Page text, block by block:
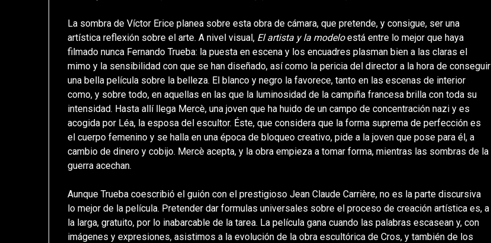
La sombra de Víctor Erice planea sobre esta obra de cámara, que pretende, y consigue, ser una
artística reflexión sobre el arte. A nivel visual, El artista y la modeloestá entre lo mejor que haya
filmado nunca Fernando Trueba: la puesta en escena y los encuadres plasman bien a las claras el
mimo y la sensibilidad con que se han diseñado, así como la pericia del director a la hora de conseguir
una bella película sobre la belleza. El blanco y negro la favorece, tanto en las escenas de interior
como, y sobre todo, en aquellas en las que la luminosidad de la campiña francesa brilla con toda su
intensidad. Hasta allí llega Mercè, una joven que ha huido de un campo de concentración nazi y es
acogida por Léa, la esposa del escultor. Éste, que considera que la forma suprema de perfección es
el cuerpo femenino y se halla en una época de bloqueo creativo, pide a la joven que pose para él, a
cambio de dinero y cobijo. Mercè acepta, y la obra empieza a tomar forma, mientras las sombras de la
guerra acechan.
Aunque Trueba coescribió el guión con el prestigioso Jean Claude Carrière, no es la parte discursiva
lo mejor de la película. Pretender dar formulas universales sobre el proceso de creación artística es, a
la larga, gratuito, por lo inabarcable de la tarea. La película gana cuando las palabras escasean y, con
imágenes y expresiones, asistimos a la evolución de la obra escultórica de Cros, y también de los